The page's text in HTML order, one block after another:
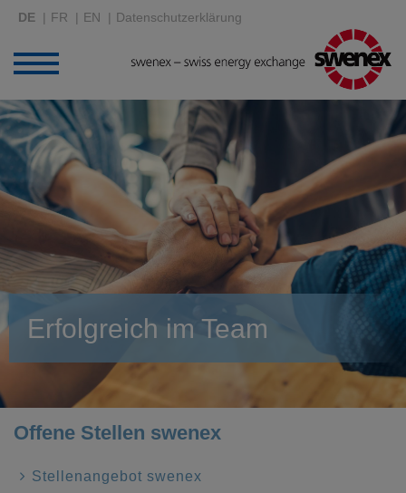
DE FR EN Datenschutzerklärung
Erfolgreich im Team
Offene Stellen swenex
Stellenangebot swenex